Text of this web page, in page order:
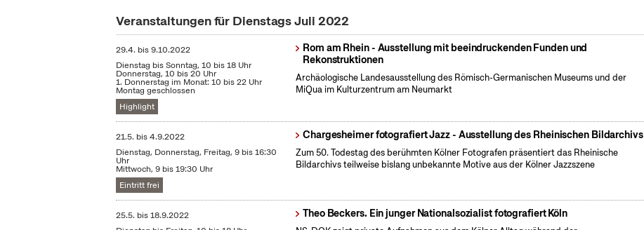
Veranstaltungen für Dienstags Juli 2022
29.4. bis9.10.2022
Dienstag bis Sonntag, 10 bis 18 Uhr
Donnerstag, 10 bis 20 Uhr
1. Donnerstag im Monat: 10 bis 22 Uhr
Montag geschlossen
Highlight
Rom am Rhein - Ausstellung mit beeindruckenden Funden und
Rekonstruktionen
Archäologische Landesausstellung des Römisch-Germanischen Museums und der
MiQua im Kulturzentrum am Neumarkt
21.5. bis4.9.2022
Dienstag, Donnerstag, Freitag, 9 bis 16:30
Uhr
Mittwoch, 9 bis 19:30 Uhr
Eintritt frei
Chargesheimer fotografiert Jazz - Ausstellung des Rheinischen Bildarchivs
Zum 50. Todestag des berühmten Kölner Fotografen präsentiert das Rheinische
Bildarchivs teilweise bislang unbekannte Motive aus der Kölner Jazzszene
25.5. bis18.9.2022
Theo Beckers. Ein junger Nationalsozialist fotografiert Köln